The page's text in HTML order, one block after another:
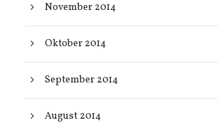
November 2014
Oktober 2014
September 2014
August 2014